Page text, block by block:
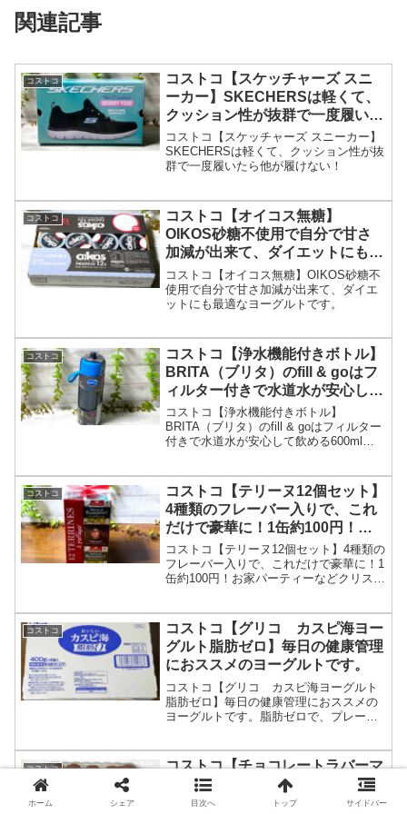
関連記事
コストコ
コストコ【スケッチャーズ スニ
ーカー】SKECHERSは軽くて、
クッション性が抜群で一度履いた
ら他が履けない！
コストコ【スケッチャーズ スニーカー】
SKECHERSは軽くて、クッション性が抜
群で一度履いたら他が履けない！
コストコ
コストコ【オイコス無糖】
OIKOS砂糖不使用で自分で甘さ
加減が出来て、ダイエットにも最
適なヨーグルトです。
コストコ【オイコス無糖】OIKOS砂糖不
使用で自分で甘さ加減が出来て、ダイエ
ットにも最適なヨーグルトです。
コストコ
コストコ【浄水機能付きボトル】
BRITA（ブリタ）のfill & goはフ
ィルター付きで水道水が安心して
飲める600ml水筒です。
コストコ【浄水機能付きボトル】
BRITA（ブリタ）のfill & goはフィルター
付きで水道水が安心して飲める600ml水
コストコ
コストコ【テリーヌ12個セット】
4種類のフレーバー入りで、これ
だけで豪華に！1缶約100円！パ
ーティにおすすめです。
コストコ【テリーヌ12個セット】4種類の
フレーバー入りで、これだけで豪華に！1
缶約100円！お家パーティーなどクリスマ
コストコ
コストコ【グリコ カスピ海ヨー
グルト脂肪ゼロ】毎日の健康管理
におススメのヨーグルトです。
コストコ【グリコ カスピ海ヨーグルト
脂肪ゼロ】毎日の健康管理におススメの
ヨーグルトです。脂肪ゼロで、プレーン
コストコ
コストコ【チョコレートラバーマ
ドレーヌ】ベーカリーコーナーの
新商品は、濃厚チョコがたっぷり
ホーム シェア 目次へ トップ サイドバー